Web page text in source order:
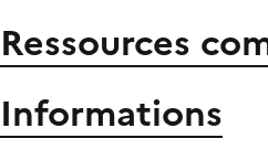
Ressources
Informations